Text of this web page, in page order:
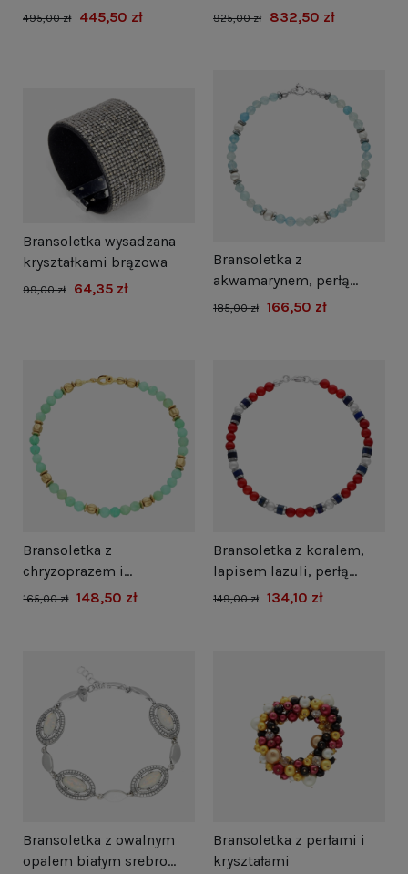
roślinny
495,00 zł 445,50 zł
oksydowane
925,00 zł 832,50 zł
Bransoletka wysadzana
kryształkami brązowa
99,00 zł 64,35 zł
Bransoletka z
akwamarynem, perłą
naturalną i hematytem
185,00 zł 166,50 zł
Bransoletka z
chryzoprazem i
hematytem srebro
165,00 zł 148,50 zł
Bransoletka z koralem,
lapisem lazuli, perłą
naturalną i hematytem
149,00 zł 134,10 zł
Bransoletka z owalnym
opalem białym srebro
Bransoletka z perłami i
kryształami